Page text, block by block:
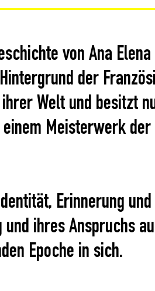
von Ana
der
Welt und besitzt
Meisterwerk
Erinnerung
ihres Anspruchs
Epoche in sich.